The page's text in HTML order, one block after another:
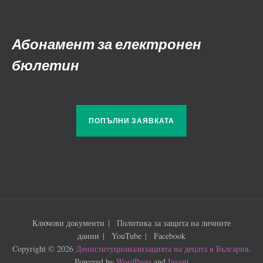
Абонамент за електронен
бюлетин
ПОПЪЛНИ ЗАЯВКАТА
Ключови документи
Политика за защита на личните
данни
YouTube
Facebook
Copyright © 2026 Деинституционализацията на децата в България.